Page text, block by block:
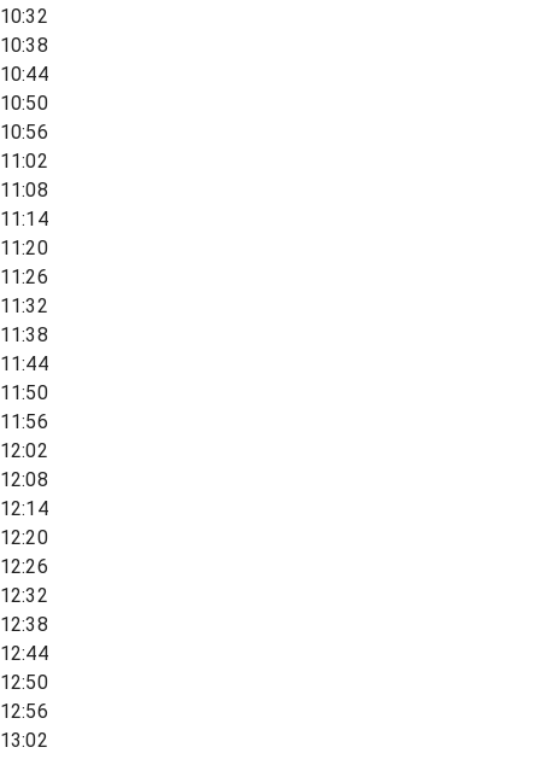
10:32
10:38
10:44
10:50
10:56
11:02
11:08
11:14
11:20
11:26
11:32
11:38
11:44
11:50
11:56
12:02
12:08
12:14
12:20
12:26
12:32
12:38
12:44
12:50
12:56
13:02